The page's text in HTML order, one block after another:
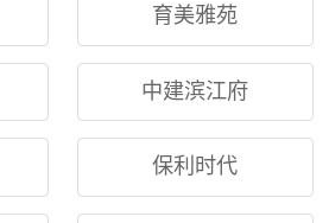
育美雅苑
中建滨江府
保利时代